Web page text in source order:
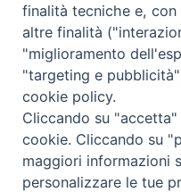
Per iscriversi al Seminario, è
2020, una mail di partecipazione
ISSR:
Per la partecipazione è
versare tramite bonifico
di Milano, sulla banca di
IBAN
finalità tecniche e,
altre finalità
"miglioramento
"targeting e
cookie policy.
Cliccando su
cookie. Cliccando su
maggiori informazioni
personalizzare le tue